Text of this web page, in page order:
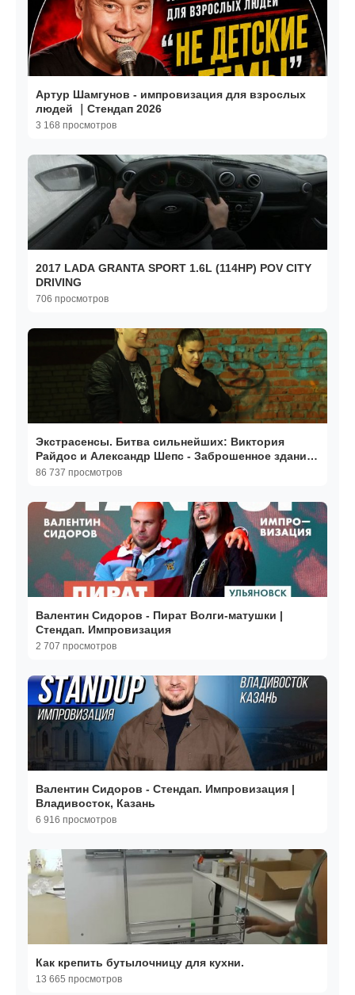
Артур Шамгунов - импровизация для взрослых
людей ｜Стендап 2026
3 168 просмотров
2017 LADA GRANTA SPORT 1.6L (114HP) POV CITY
DRIVING
706 просмотров
Экстрасенсы. Битва сильнейших: Виктория
Райдос и Александр Шепс - Заброшенное здание
сатанистов
86 737 просмотров
Валентин Сидоров - Пират Волги-матушки |
Стендап. Импровизация
2 707 просмотров
Валентин Сидоров - Стендап. Импровизация |
Владивосток, Казань
6 916 просмотров
Как крепить бутылочницу для кухни.
13 665 просмотров